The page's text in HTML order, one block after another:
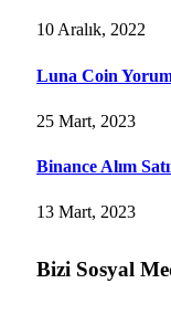
10 Aralık, 2022
Luna Coin
25 Mart, 2023
Binance Alım
13 Mart, 2023
Bizi Sosyal